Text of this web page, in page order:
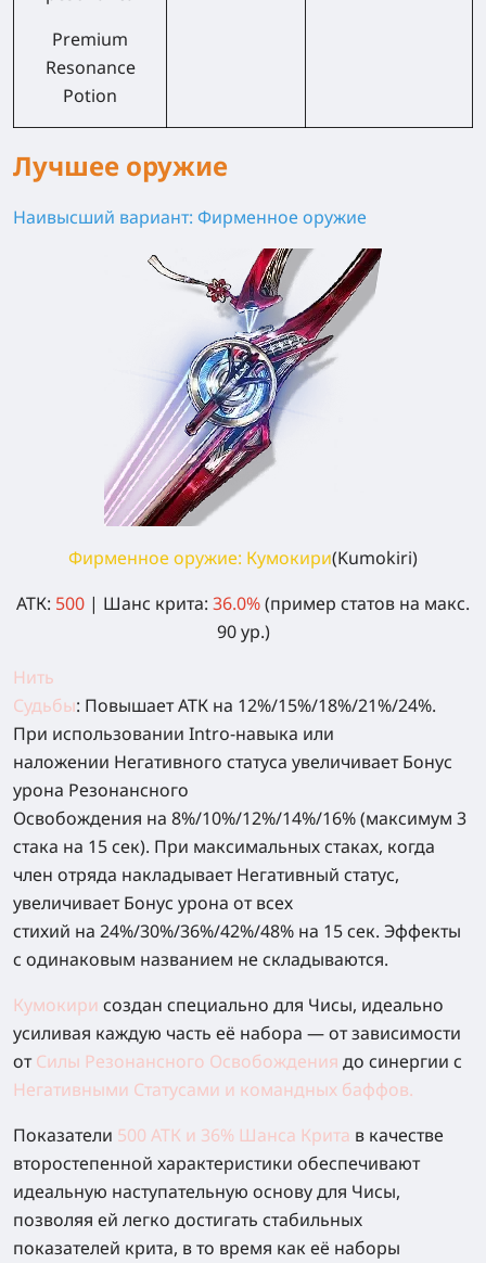
Premium
Resonance
Potion
Лучшее оружие
Наивысший вариант: Фирменное оружие
Фирменное оружие: Кумокири(Kumokiri)
АТК: 500 | Шанс крита: 36.0%(пример статов на макс.
90 ур.)
Нить
Судьбы: Повышает АТК на 12%/15%/18%/21%/24%.
При использовании Intro-навыка или
наложении Негативного статуса увеличивает Бонус
урона Резонансного
Освобождения на 8%/10%/12%/14%/16% (максимум 3
стака на 15 сек). При максимальных стаках, когда
член отряда накладывает Негативный статус,
увеличивает Бонус урона от всех
стихий на 24%/30%/36%/42%/48% на 15 сек. Эффекты
с одинаковым названием не складываются.
Кумокири создан специально для Чисы, идеально
усиливая каждую часть её набора — от зависимости
отСилы Резонансного Освобождения до синергии с
Негативными Статусами и командных баффов.
Показатели 500 АТК и 36% Шанса Крита в качестве
второстепенной характеристики обеспечивают
идеальную наступательную основу для Чисы,
позволяя ей легко достигать стабильных
показателей крита, в то время как её наборы